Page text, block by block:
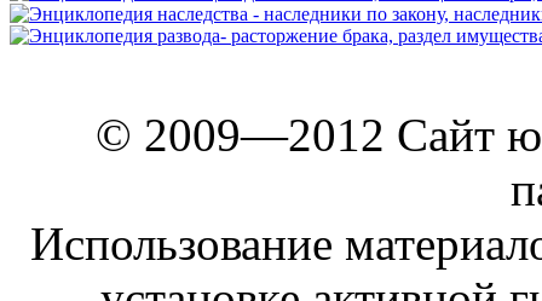
© 2009—2012 Сайт
Использование